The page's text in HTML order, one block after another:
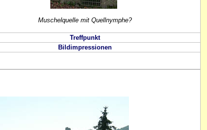
Muschelquelle mit Quellnymphe?
Treffpunkt
Bildimpressionen